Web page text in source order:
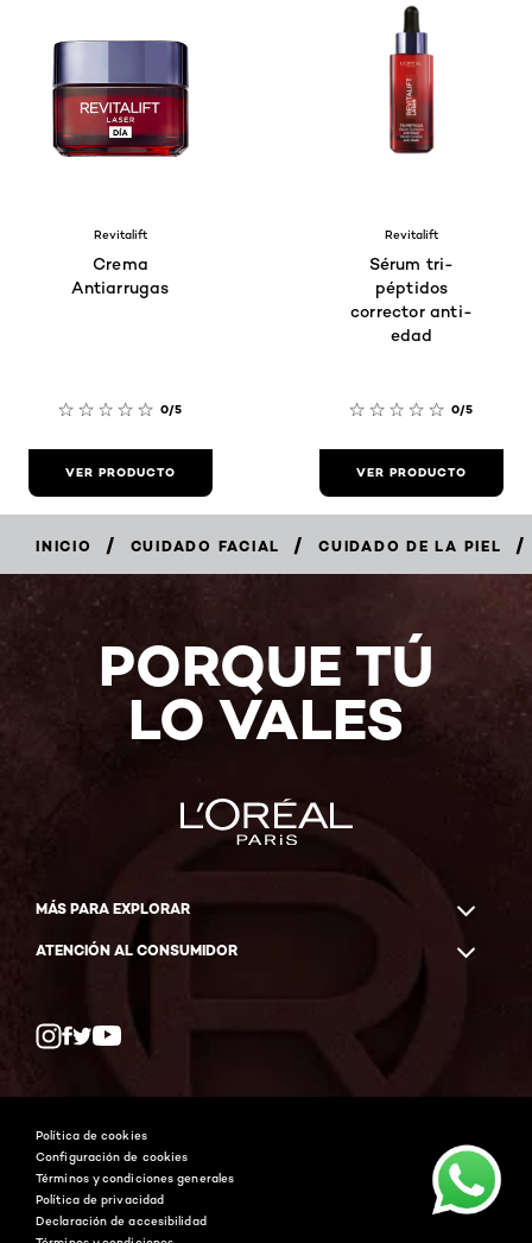
Revitalift
Crema
Antiarrugas
0/5
VER PRODUCTO
Revitalift
Sérum tri-
péptidos
corrector anti-
edad
0/5
VER PRODUCTO
INICIO / CUIDADO FACIAL / CUIDADO DE LA PIEL /
PORQUE TÚ
LO VALES
MÁS PARA EXPLORAR
ATENCIÓN AL CONSUMIDOR
Whatsapp
Política de cookies
Configuración de cookies
Términos y condiciones generales
Política de privacidad
Declaración de accesibilidad